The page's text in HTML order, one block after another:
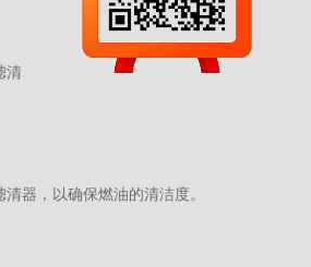
清
器，以确保燃油的清洁度。